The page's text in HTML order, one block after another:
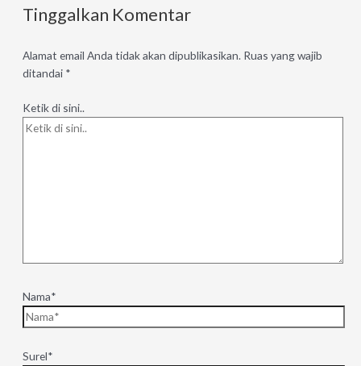
Tinggalkan Komentar
Alamat email Anda tidak akan dipublikasikan. Ruas yang wajib
ditandai *
Ketik di sini..
Nama*
Surel*